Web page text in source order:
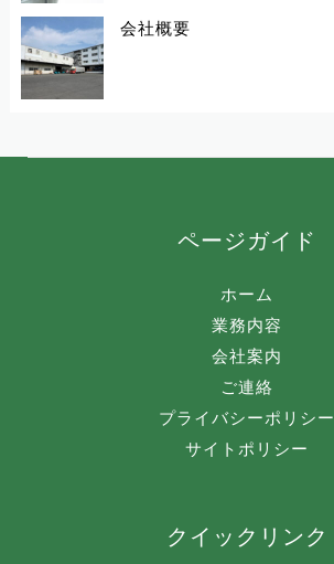
会社概要
ページガイド
ホーム
業務内容
会社案内
ご連絡
プライバシーポリシー
サイトポリシー
クイックリンク